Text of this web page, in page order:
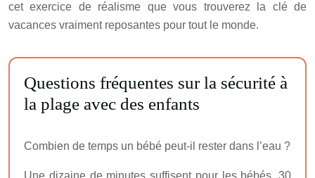
cet exercice de réalisme que vous trouverez la clé de
vacances vraiment reposantes pour tout le monde.
Questions fréquentes sur la sécurité à
la plage avec des enfants
Combien de temps un bébé peut-il rester dans l’eau ?